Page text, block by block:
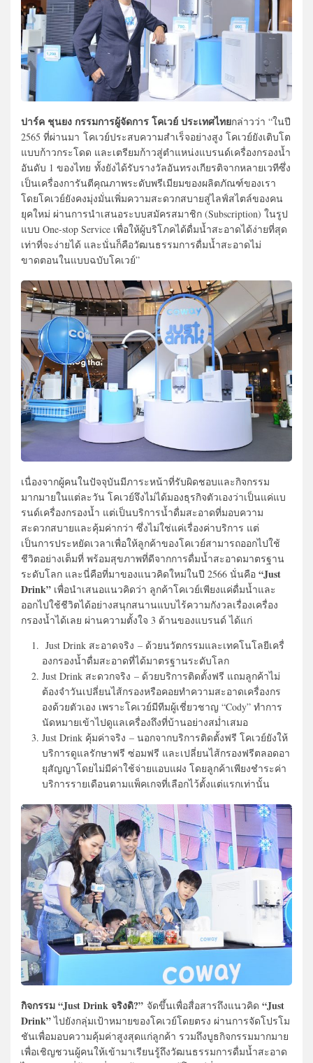
ปาร์ค ชุนยง กรรมการผู้จัดการ โคเวย์ ประเทศไทยกล่าวว่า “ในปี
2565 ที่ผ่านมา โคเวย์ประสบความสำเร็จอย่างสูง โคเวย์ยังเติบโต
แบบก้าวกระโดด และเตรียมก้าวสู่ตำแหน่งแบรนด์เครื่องกรองน้ำ
อันดับ 1 ของไทย ทั้งยังได้รับรางวัลอันทรงเกียรติจากหลายเวทีซึ่ง
เป็นเครื่องการันตีคุณภาพระดับพรีเมียมของผลิตภัณฑ์ของเรา
โดยโคเวย์ยังคงมุ่งมั่นเพิ่มความสะดวกสบายสู่ไลฟ์สไตล์ของคน
ยุคใหม่ ผ่านการนำเสนอระบบสมัครสมาชิก (Subscription) ในรูป
แบบ One-stop Service เพื่อให้ผู้บริโภคได้ดื่มน้ำสะอาดได้ง่ายที่สุด
เท่าที่จะง่ายได้ และนั่นก็คือวัฒนธรรมการดื่มน้ำสะอาดไม่
ขาดตอนในแบบฉบับโคเวย์”
เนื่องจากผู้คนในปัจจุบันมีภาระหน้าที่รับผิดชอบและกิจกรรม
มากมายในแต่ละวัน โคเวย์จึงไม่ได้มองธุรกิจตัวเองว่าเป็นแค่แบ
รนด์เครื่องกรองน้ำ แต่เป็นบริการน้ำดื่มสะอาดที่มอบความ
สะดวกสบายและคุ้มค่ากว่า ซึ่งไม่ใช่แค่เรื่องค่าบริการ แต่
เป็นการประหยัดเวลาเพื่อให้ลูกค้าของโคเวย์สามารถออกไปใช้
ชีวิตอย่างเต็มที่ พร้อมสุขภาพที่ดีจากการดื่มน้ำสะอาดมาตรฐาน
ระดับโลก และนี่คือที่มาของแนวคิดใหม่ในปี 2566 นั่นคือ “Just
Drink” เพื่อนำเสนอแนวคิดว่า ลูกค้าโคเวย์เพียงแค่ดื่มน้ำและ
ออกไปใช้ชีวิตได้อย่างสนุกสนานแบบไร้ความกังวลเรื่องเครื่อง
กรองน้ำได้เลย ผ่านความตั้งใจ 3 ด้านของแบรนด์ ได้แก่
Just Drink สะอาดจริง – ด้วยนวัตกรรมและเทคโนโลยีเครื่
องกรองน้ำดื่มสะอาดที่ได้มาตรฐานระดับโลก
Just Drink สะดวกจริง – ด้วยบริการติดตั้งฟรี แถมลูกค้าไม่
ต้องจำวันเปลี่ยนไส้กรองหรือคอยทำความสะอาดเครื่องกร
องด้วยตัวเอง เพราะโคเวย์มีทีมผู้เชี่ยวชาญ “Cody” ทำการ
นัดหมายเข้าไปดูแลเครื่องถึงที่บ้านอย่างสม่ำเสมอ
Just Drink คุ้มค่าจริง – นอกจากบริการติดตั้งฟรี โคเวย์ยังให้
บริการดูแลรักษาฟรี ซ่อมฟรี และเปลี่ยนไส้กรองฟรีตลอดอา
ยุสัญญาโดยไม่มีค่าใช้จ่ายแอบแฝง โดยลูกค้าเพียงชำระค่า
บริการรายเดือนตามแพ็คเกจที่เลือกไว้ตั้งแต่แรกเท่านั้น
กิจกรรม “Just Drink จริงดิ?” จัดขึ้นเพื่อสื่อสารถึงแนวคิด “Just
Drink”ไปยังกลุ่มเป้าหมายของโคเวย์โดยตรง ผ่านการจัดโปรโม
ชันเพื่อมอบความคุ้มค่าสูงสุดแก่ลูกค้า รวมถึงบูธกิจกรรมมากมาย
เพื่อเชิญชวนผู้คนให้เข้ามาเรียนรู้ถึงวัฒนธรรมการดื่มน้ำสะอาด